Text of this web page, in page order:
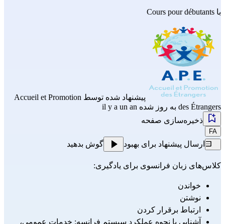
با Cours pour débutants
پیشنهاد شده توسط Accueil et Promotion
des Étrangers به روز شده il y a un an
ذخیره‌سازی صفحه
FA
ارسال پیشنهاد برای بهبود گوش بدهید
کلاس‌های زبان فرانسوی برای یادگیری:
خواندن
نوشتن
ارتباط برقرار کردن